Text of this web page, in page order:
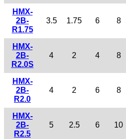
HMX-
2B-
R1.75
3.5 1.75 6 8
HMX-
2B-
R2.0S
4 2 4 8
HMX-
2B-
R2.0
4 2 6 8
HMX-
2B-
R2.5
5 2.5 6 10